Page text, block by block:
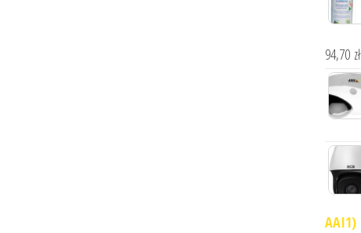
94,70 zł
AAI1)